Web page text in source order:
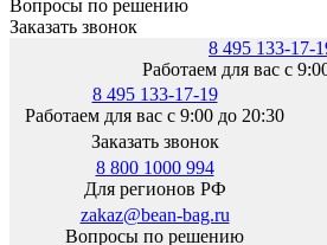
Вопросы по решению
Заказать звонок
8 495 133-17-
Работаем для вас с
8 495 133-17-19
Работаем для вас с 9:00 до 20:30
Заказать звонок
8 800 1000 994
Для регионов РФ
zakaz@bean-bag.ru
Вопросы по решению